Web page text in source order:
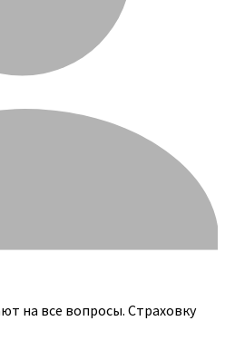
на все вопросы. Страховку